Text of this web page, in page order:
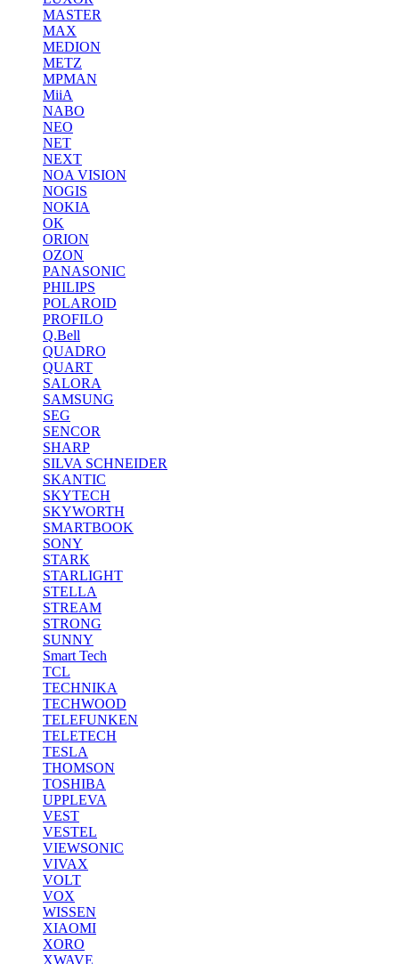
MASTER
MAX
MEDION
METZ
MPMAN
MiiA
NABO
NEO
NET
NEXT
NOA VISION
NOGIS
NOKIA
OK
ORION
OZON
PANASONIC
PHILIPS
POLAROID
PROFILO
Q.Bell
QUADRO
QUART
SALORA
SAMSUNG
SEG
SENCOR
SHARP
SILVA SCHNEIDER
SKANTIC
SKYTECH
SKYWORTH
SMARTBOOK
SONY
STARK
STARLIGHT
STELLA
STREAM
STRONG
SUNNY
Smart Tech
TCL
TECHNIKA
TECHWOOD
TELEFUNKEN
TELETECH
TESLA
THOMSON
TOSHIBA
UPPLEVA
VEST
VESTEL
VIEWSONIC
VIVAX
VOLT
VOX
WISSEN
XIAOMI
XORO
XWAVE